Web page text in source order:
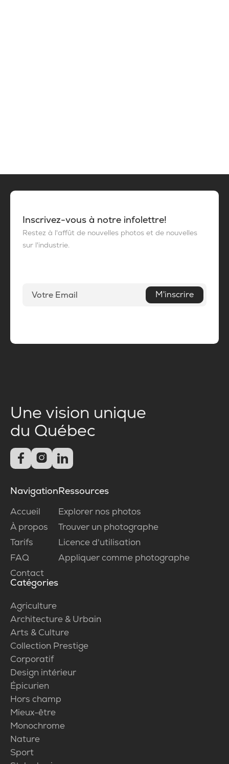
Inscrivez-vous à notre infolettre!
Restez à l'affût de nouvelles photos et de nouvelles
sur l'industrie.
M'inscrire
Une vision unique
du Québec
  
Navigation
Accueil
À propos
Tarifs
FAQ
Contact
Ressources
Explorer nos photos
Trouver un photographe
Licence d'utilisation
Appliquer comme photographe
Catégories
Agriculture
Architecture & Urbain
Arts & Culture
Collection Prestige
Corporatif
Design intérieur
Épicurien
Hors champ
Mieux-être
Monochrome
Nature
Sport